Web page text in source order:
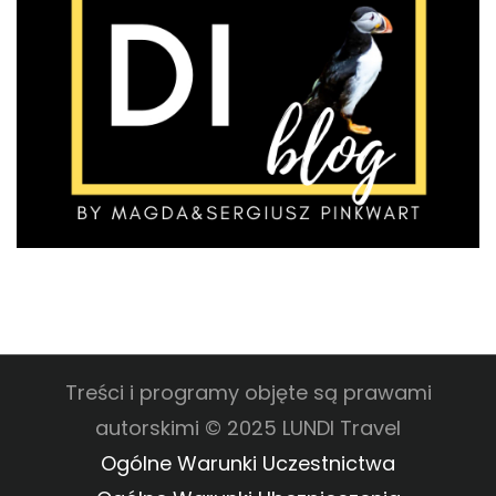
Treści i programy objęte są prawami
autorskimi © 2025 LUNDI Travel
Ogólne Warunki Uczestnictwa